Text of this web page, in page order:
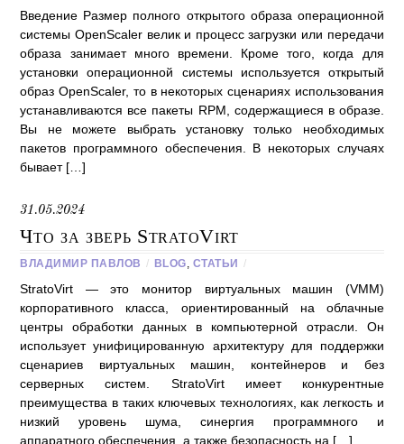
Введение Размер полного открытого образа операционной
системы OpenScaler велик и процесс загрузки или передачи
образа занимает много времени. Кроме того, когда для
установки операционной системы используется открытый
образ OpenScaler, то в некоторых сценариях использования
устанавливаются все пакеты RPM, содержащиеся в образе.
Вы не можете выбрать установку только необходимых
пакетов программного обеспечения. В некоторых случаях
бывает […]
31.05.2024
Что за зверь StratoVirt
ВЛАДИМИР ПАВЛОВ / BLOG, СТАТЬИ /
StratoVirt — это монитор виртуальных машин (VMM)
корпоративного класса, ориентированный на облачные
центры обработки данных в компьютерной отрасли. Он
использует унифицированную архитектуру для поддержки
сценариев виртуальных машин, контейнеров и без
серверных систем. StratoVirt имеет конкурентные
преимущества в таких ключевых технологиях, как легкость и
низкий уровень шума, синергия программного и
аппаратного обеспечения, а также безопасность на […]